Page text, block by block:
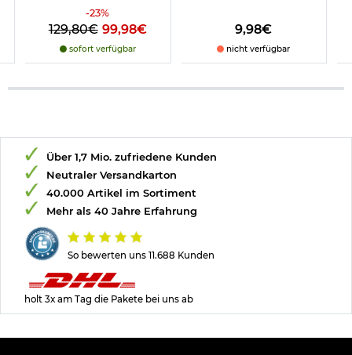
-23%
129,80€ 99,98€
sofort verfügbar
9,98€
nicht verfügbar
So bewerten uns 11.688 Kunden
Über 1,7 Mio. zufriedene Kunden
Neutraler Versandkarton
40.000 Artikel im Sortiment
Mehr als 40 Jahre Erfahrung
holt 3x am Tag die Pakete bei uns ab